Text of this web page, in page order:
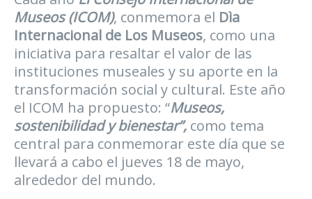
Museos (ICOM), conmemora el Dìa
Internacional de Los Museos, como una
iniciativa para resaltar el valor de las
instituciones museales y su aporte en la
transformación social y cultural. Este año
el ICOM ha propuesto: “Museos,
sostenibilidad y bienestar”, como tema
central para conmemorar este día que se
llevará a cabo el jueves 18 de mayo,
alrededor del mundo.